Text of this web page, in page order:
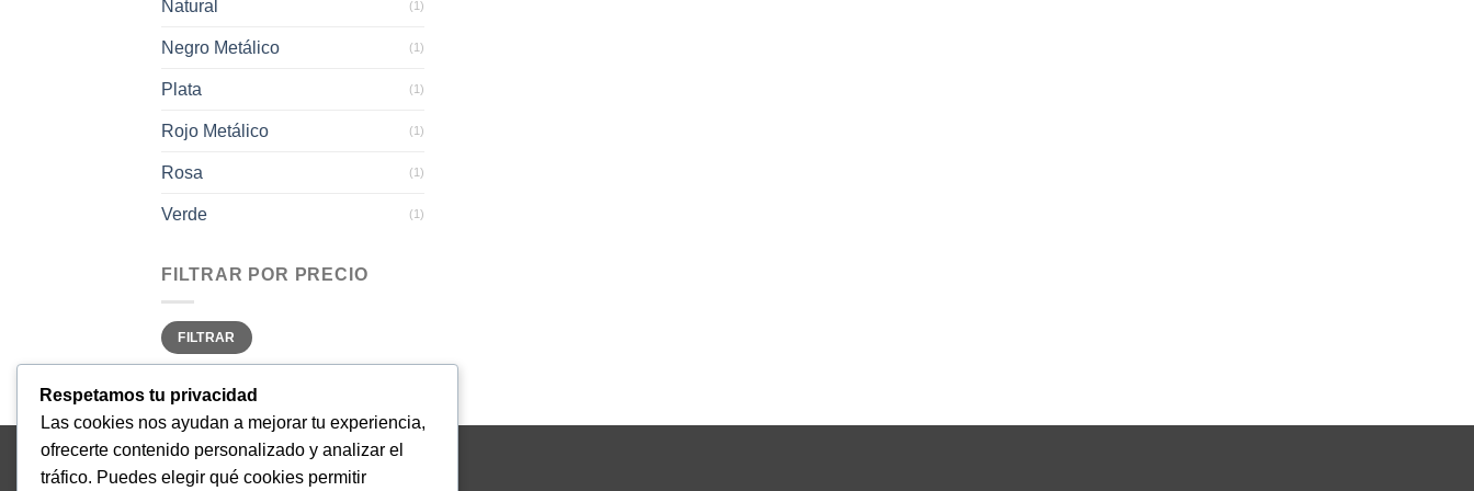
Natural (1)
Negro Metálico (1)
Plata (1)
Rojo Metálico (1)
Rosa (1)
Verde (1)
FILTRAR POR PRECIO
Precio
mínimo
Precio
máximo
FILTRAR
ABOUT US
Respetamos tu privacidad
Las cookies nos ayudan a mejorar tu experiencia,
ofrecerte contenido personalizado y analizar el
tráfico. Puedes elegir qué cookies permitir